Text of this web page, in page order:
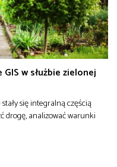
w służbie zielonej
się integralną częścią
drogę, analizować warunki